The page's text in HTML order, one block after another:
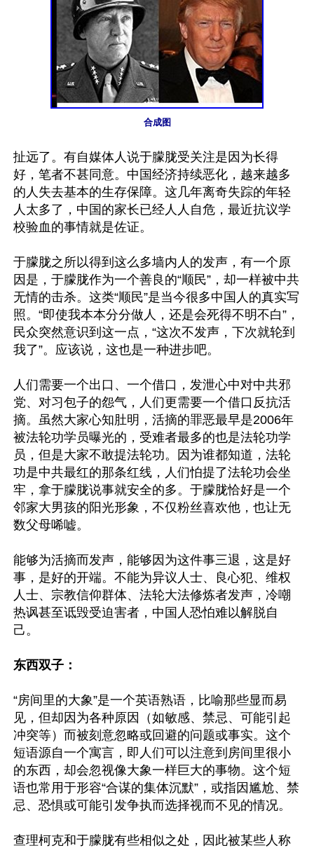
合成图
扯远了。有自媒体人说于朦胧受关注是因为长得
好，笔者不甚同意。中国经济持续恶化，越来越多
的人失去基本的生存保障。这几年离奇失踪的年轻
人太多了，中国的家长已经人人自危，最近抗议学
校验血的事情就是佐证。
于朦胧之所以得到这么多墙内人的发声，有一个原
因是，于朦胧作为一个善良的“顺民”，却一样被中共
无情的击杀。这类“顺民”是当今很多中国人的真实写
照。“即使我本本分分做人，还是会死得不明不白”，
民众突然意识到这一点，“这次不发声，下次就轮到
我了”。应该说，这也是一种进步吧。
人们需要一个出口、一个借口，发泄心中对中共邪
党、对习包子的怨气，人们更需要一个借口反抗活
摘。虽然大家心知肚明，活摘的罪恶最早是2006年
被法轮功学员曝光的，受难者最多的也是法轮功学
员，但是大家不敢提法轮功。因为谁都知道，法轮
功是中共最红的那条红线，人们怕提了法轮功会坐
牢，拿于朦胧说事就安全的多。于朦胧恰好是一个
邻家大男孩的阳光形象，不仅粉丝喜欢他，也让无
数父母唏嘘。
能够为活摘而发声，能够因为这件事三退，这是好
事，是好的开端。不能为异议人士、良心犯、维权
人士、宗教信仰群体、法轮大法修炼者发声，冷嘲
热讽甚至诋毁受迫害者，中国人恐怕难以解脱自
己。
东西双子：
“房间里的大象”是一个英语熟语，比喻那些显而易
见，但却因为各种原因（如敏感、禁忌、可能引起
冲突等）而被刻意忽略或回避的问题或事实。这个
短语源自一个寓言，即人们可以注意到房间里很小
的东西，却会忽视像大象一样巨大的事物。这个短
语也常用于形容“合谋的集体沉默”，或指因尴尬、禁
忌、恐惧或可能引发争执而选择视而不见的情况。
查理柯克和于朦胧有些相似之处，因此被某些人称